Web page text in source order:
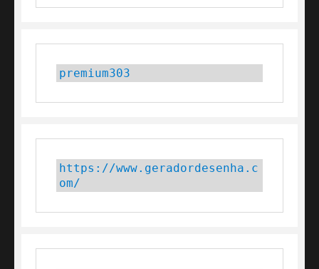
premium303
https://www.geradordesenha.c
om/